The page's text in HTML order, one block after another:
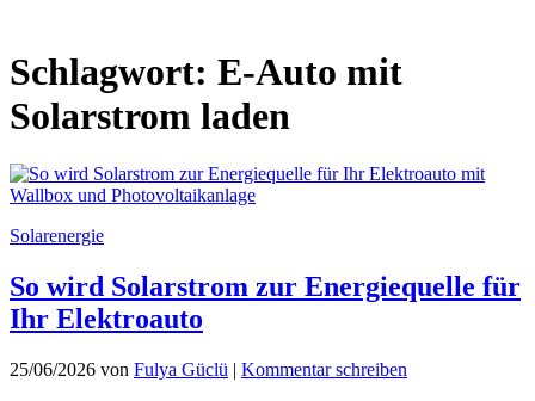
Schlagwort: E-Auto mit
Solarstrom laden
Solarenergie
So wird Solarstrom zur Energiequelle für
Ihr Elektroauto
25/06/2026 von Fulya Güclü | Kommentar schreiben